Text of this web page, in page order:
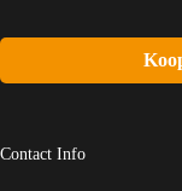
Contact Info